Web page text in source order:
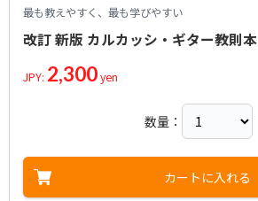
最も教えやすく、最も学びやすい
改訂 新版 カルカッシ・ギター教則本
JPY: 2,300yen
数量：
カートに入れる